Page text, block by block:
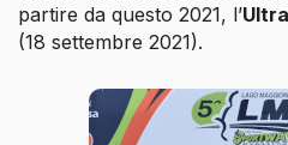
partire da questo 2021, l’
(18 settembre 2021).